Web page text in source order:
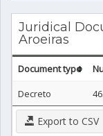
Juridical
Aroeiras
Document type
Decreto
Export to CSV